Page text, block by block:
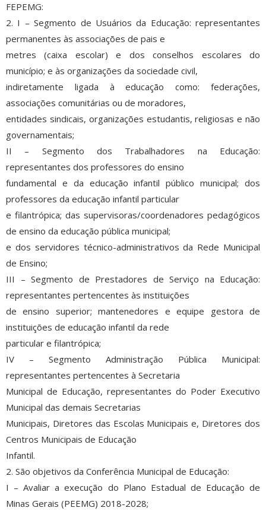
FEPEMG:
2. I – Segmento de Usuários da Educação: representantes
permanentes às associações de pais e
metres (caixa escolar) e dos conselhos escolares do
município; e às organizações da sociedade civil,
indiretamente ligada à educação como: federações,
associações comunitárias ou de moradores,
entidades sindicais, organizações estudantis, religiosas e não
governamentais;
II – Segmento dos Trabalhadores na Educação:
representantes dos professores do ensino
fundamental e da educação infantil público municipal; dos
professores da educação infantil particular
e filantrópica; das supervisoras/coordenadores pedagógicos
de ensino da educação pública municipal;
e dos servidores técnico-administrativos da Rede Municipal
de Ensino;
III – Segmento de Prestadores de Serviço na Educação:
representantes pertencentes às instituições
de ensino superior; mantenedores e equipe gestora de
instituições de educação infantil da rede
particular e filantrópica;
IV – Segmento Administração Pública Municipal:
representantes pertencentes à Secretaria
Municipal de Educação, representantes do Poder Executivo
Municipal das demais Secretarias
Municipais, Diretores das Escolas Municipais e, Diretores dos
Centros Municipais de Educação
Infantil.
2. São objetivos da Conferência Municipal de Educação:
I – Avaliar a execução do Plano Estadual de Educação de
Minas Gerais (PEEMG) 2018-2028;